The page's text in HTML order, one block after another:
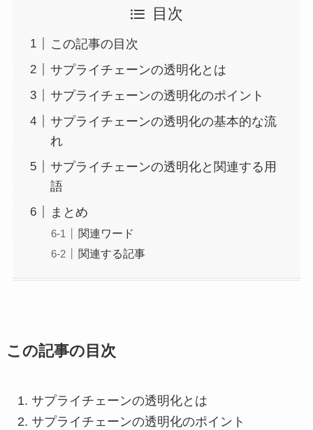
目次
この記事の目次
サプライチェーンの透明化とは
サプライチェーンの透明化のポイント
サプライチェーンの透明化の基本的な流
れ
サプライチェーンの透明化と関連する用
語
まとめ
関連ワード
関連する記事
この記事の目次
サプライチェーンの透明化とは
サプライチェーンの透明化のポイント